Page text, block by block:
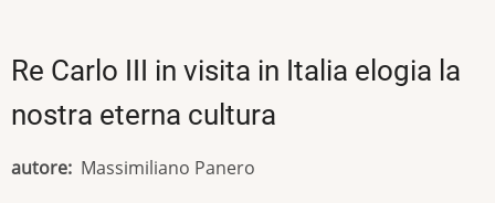
Re Carlo III in visita in Italia elogia la
nostra eterna cultura
autore Massimiliano Panero